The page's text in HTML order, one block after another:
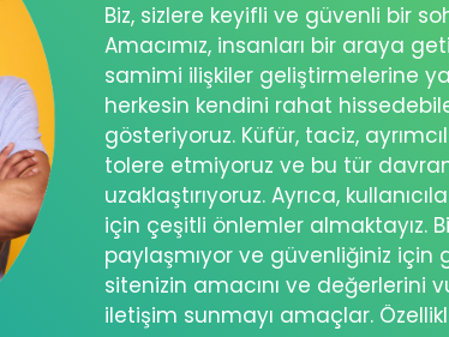
Biz, sizlere keyifli ve güvenli bir
Amacımız, insanları bir araya
samimi ilişkiler geliştirmelerine
herkesin kendini rahat
gösteriyoruz. Küfür, taciz,
tolere etmiyoruz ve bu tür
uzaklaştırıyoruz. Ayrıca,
için çeşitli önlemler almaktayız.
paylaşmıyor ve güvenliğiniz için
sitenizin amacını ve değerlerini
iletişim sunmayı amaçlar.